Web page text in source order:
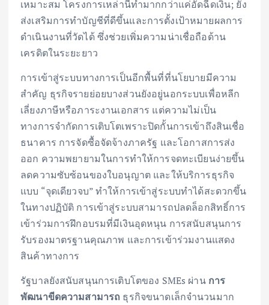
เหมาะสม โครงการเหล่านี้ทำมากกว่าแค่อัดฉีดเงิน; ยัง
ส่งเสริมการทำบัญชีที่ดีขึ้นและการตั้งเป้าหมายผลการ
ดำเนินงานที่วัดได้ ซึ่งช่วยเพิ่มความน่าเชื่อถือด้าน
เครดิตในระยะยาว
การเข้าสู่ระบบทางการเป็นอีกพื้นที่ที่นโยบายมีความ
สำคัญ ธุรกิจรายย่อยบางส่วนยังอยู่นอกระบบเพื่อหลีก
เลี่ยงภาษีหรือภาระงานเอกสาร แต่ความไม่เป็น
ทางการจำกัดการเติบโตเพราะปิดกั้นการเข้าถึงสินเชื่อ
ธนาคาร การจัดซื้อจัดจ้างภาครัฐ และโอกาสการส่ง
ออก ความพยายามในการทำให้การจดทะเบียนง่ายขึ้น
ลดความซับซ้อนของใบอนุญาต และให้บริการธุรกิจ
แบบ “จุดเดียวจบ” ทำให้การเข้าสู่ระบบทำได้สะดวกขึ้น
ในทางปฏิบัติ การเข้าสู่ระบบสามารถปลดล็อกสิทธิ์การ
เข้าร่วมการฝึกอบรมที่มีเงินอุดหนุน การสนับสนุนการ
รับรองมาตรฐานคุณภาพ และการเข้าร่วมงานแสดง
สินค้าทางการ
รัฐบาลยังสนับสนุนการเติบโตของ SMEs ผ่าน การ
พัฒนาขีดความสามารถ ธุรกิจขนาดเล็กจำนวนมาก